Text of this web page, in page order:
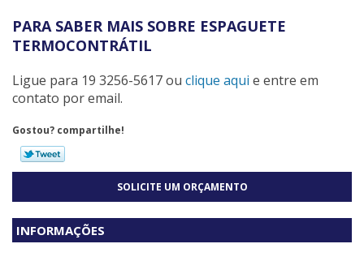
PARA SABER MAIS SOBRE ESPAGUETE
TERMOCONTRÁTIL
Ligue para 19 3256-5617ou clique aqui e entre em
contato por email.
Gostou? compartilhe!
SOLICITE UM ORÇAMENTO
INFORMAÇÕES